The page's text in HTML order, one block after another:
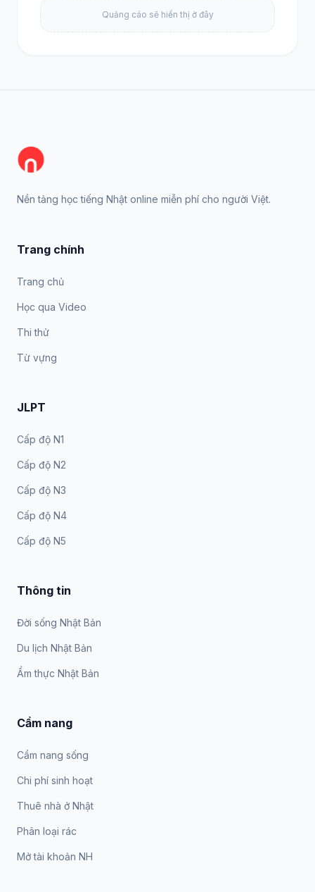
Quảng cáo sẽ hiển thị ở đây
Nền tảng học tiếng Nhật online miễn phí cho người Việt.
Trang chính
Trang chủ
Học qua Video
Thi thử
Từ vựng
JLPT
Cấp độ N1
Cấp độ N2
Cấp độ N3
Cấp độ N4
Cấp độ N5
Thông tin
Đời sống Nhật Bản
Du lịch Nhật Bản
Ẩm thực Nhật Bản
Cẩm nang
Cẩm nang sống
Chi phí sinh hoạt
Thuê nhà ở Nhật
Phân loại rác
Mở tài khoản NH